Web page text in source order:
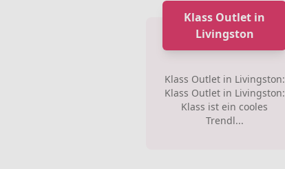
Klass Outlet in
Livingston
Klass Outlet in Livingston:
Klass Outlet in Livingston:
Klass ist ein cooles
Trendl...